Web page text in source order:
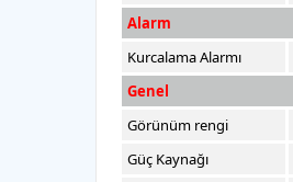
Alarm
Kurcalama Alarmı
Genel
Görünüm rengi
Güç Kaynağı